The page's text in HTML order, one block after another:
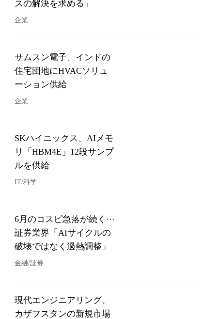
スの解決を求める」
企業
サムスン電子、インドの
住宅団地にHVACソリュ
ーション供給
企業
SKハイニックス、AIメモ
リ「HBM4E」12段サンプ
ルを供給
IT/科学
6月のコスピ急落が続く···
証券業界「AIサイクルの
破壊ではなく過熱調整」
金融/証券
現代エンジニアリング、
カザフスタンの新規市場